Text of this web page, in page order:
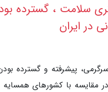
سلامت ، گسترده
در ایران
پیشرفته و گسترده
در مقایسه با کشورهای